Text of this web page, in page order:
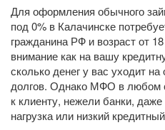
Для оформления обычного
под 0% в Калачинске
гражданина РФ и возраст от
внимание как на вашу
сколько денег у вас уходит
долгов. Однако МФО в любом
к клиенту, нежели банки,
нагрузка или низкий